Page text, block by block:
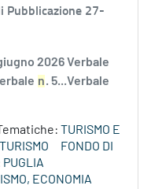
Pubblicazione 27-
2026 Verbale
n. 5...Verbale
TURISMO E
TURISMO
FONDO DI
PUGLIA
ECONOMIA